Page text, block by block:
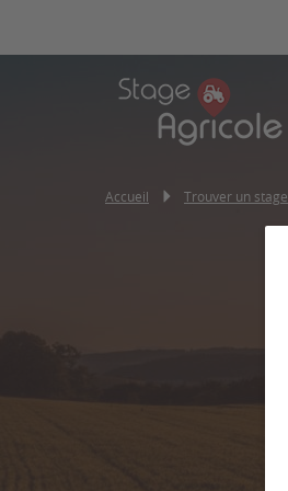
Accueil Trouver un stage